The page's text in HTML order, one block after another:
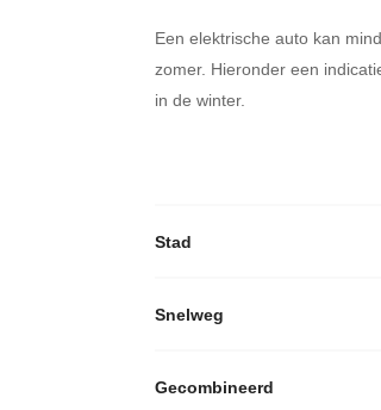
Een elektrische auto kan
zomer. Hieronder een
in de winter.
Stad
Snelweg
Gecombineerd